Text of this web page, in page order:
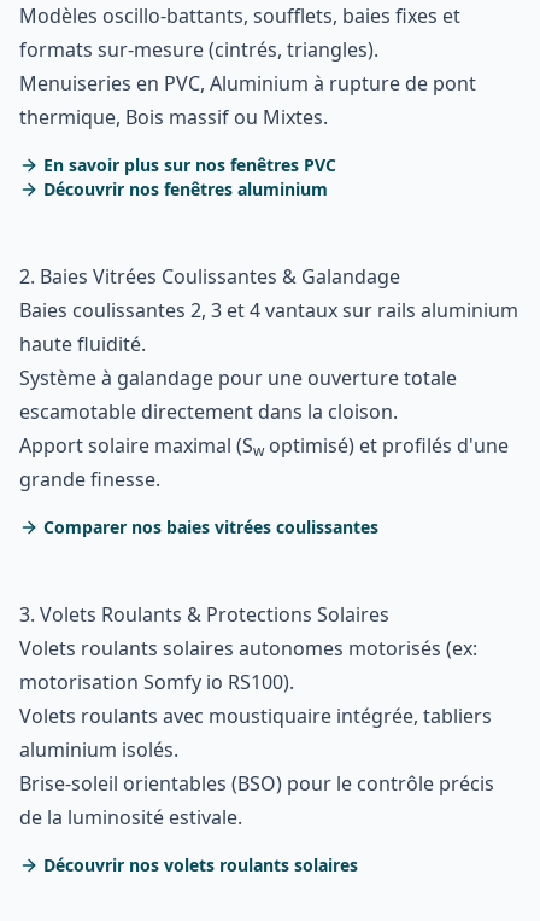
Modèles oscillo-battants, soufflets, baies fixes et
formats sur-mesure (cintrés, triangles).
Menuiseries en PVC, Aluminium à rupture de pont
thermique, Bois massif ou Mixtes.
En savoir plus sur nos fenêtres PVC
Découvrir nos fenêtres aluminium
2. Baies Vitrées Coulissantes & Galandage
Baies coulissantes 2, 3 et 4 vantaux sur rails aluminium
haute fluidité.
Système à galandage pour une ouverture totale
escamotable directement dans la cloison.
Apport solaire maximal (Swoptimisé) et profilés d'une
grande finesse.
Comparer nos baies vitrées coulissantes
3. Volets Roulants & Protections Solaires
Volets roulants solaires autonomes motorisés (ex:
motorisation Somfy io RS100).
Volets roulants avec moustiquaire intégrée, tabliers
aluminium isolés.
Brise-soleil orientables (BSO) pour le contrôle précis
de la luminosité estivale.
Découvrir nos volets roulants solaires